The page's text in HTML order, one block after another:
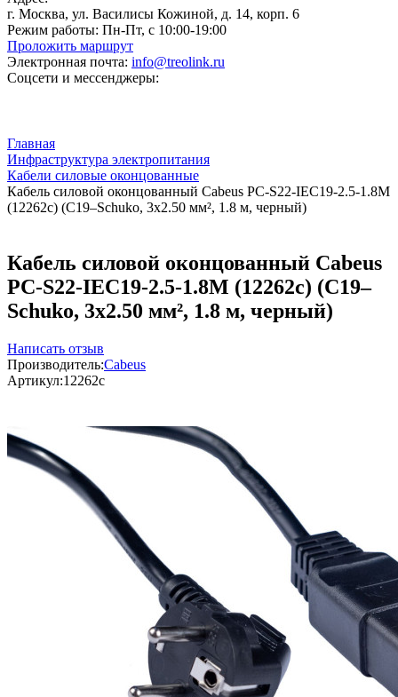
г. Москва, ул. Василисы Кожиной, д. 14, корп. 6
Режим работы: Пн-Пт, с 10:00-19:00
Проложить маршрут
Электронная почта: info@treolink.ru
Соцсети и мессенджеры:
Главная
Инфраструктура электропитания
Кабели силовые оконцованные
Кабель силовой оконцованный Cabeus PC-S22-IEC19-2.5-1.8M
(12262c) (C19–Schuko, 3x2.50 мм², 1.8 м, черный)
Кабель силовой оконцованный Cabeus
PC-S22-IEC19-2.5-1.8M (12262c) (C19–
Schuko, 3x2.50 мм², 1.8 м, черный)
Написать отзыв
Производитель:Cabeus
Артикул:12262c